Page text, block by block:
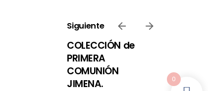
Siguiente
COLECCIÓN de
PRIMERA
COMUNIÓN
JIMENA.
0